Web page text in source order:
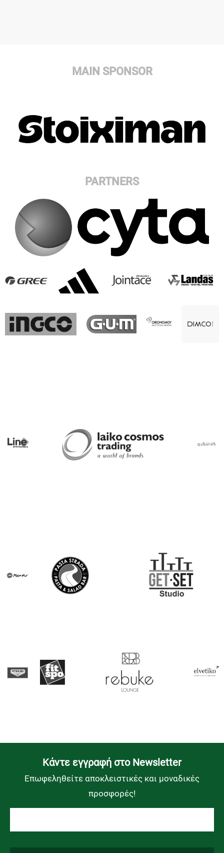
MAIN SPONSOR
PARTNERS
Kάντε εγγραφή στο Newsletter
Επωφεληθείτε αποκλειστικές και μοναδικές
προσφορές!